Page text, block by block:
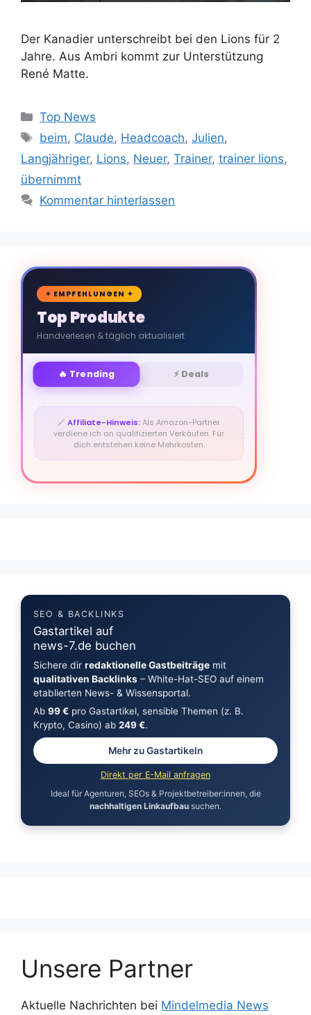
Der Kanadier unterschreibt bei den Lions für 2
Jahre. Aus Ambri kommt zur Unterstützung
René Matte.
Kategorien
Top News
Schlagwörter
beim, Claude, Headcoach,Julien,
Langjähriger, Lions, Neuer, Trainer, trainer lions,
übernimmt
Kommentar hinterlassen
🛒
✦ EMPFEHLUNGEN ✦
Top Produkte
Handverlesen & täglich aktualisiert
🔥 Trending ⚡ Deals
🔗Affiliate-Hinweis:Als Amazon-Partner
verdiene ich an qualifizierten Verkäufen. Für
dich entstehen keine Mehrkosten.
SEO & BACKLINKS
Gastartikel auf
news-7.de buchen
Sichere dir redaktionelle Gastbeiträgemit
qualitativen Backlinks– White-Hat-SEO auf einem
etablierten News- & Wissensportal.
Ab 99 €pro Gastartikel, sensible Themen (z. B.
Krypto, Casino) ab 249 €.
Mehr zu Gastartikeln
Direkt per E-Mail anfragen
Ideal für Agenturen, SEOs & Projektbetreiber:innen, die
nachhaltigen Linkaufbau suchen.
Unsere Partner
Aktuelle Nachrichten bei Mindelmedia News